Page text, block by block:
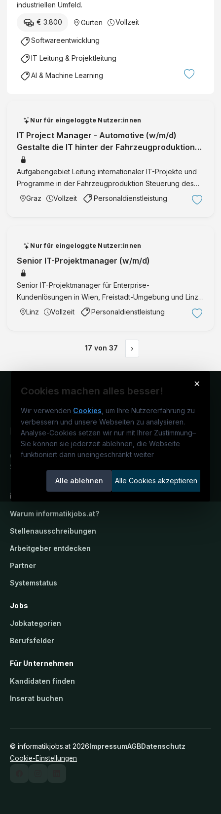
industriellen Umfeld.
€ 3.800 Gurten Vollzeit
Softwareentwicklung
IT Leitung & Projektleitung
AI & Machine Learning
Nur für eingeloggte Nutzer:innen
IT Project Manager - Automotive (w/m/d)
Gestalte die IT hinter der Fahrzeugproduktion
von morgen Graz IT Project & Produ
Aufgabengebiet Leitung internationaler IT-Projekte und
Programme in der Fahrzeugproduktion Steuerung des
gesamten Projektlebenszyklus von der Planung bis zur
Graz Vollzeit Personaldienstleistung
Nur für eingeloggte Nutzer:innen
Senior IT-Projektmanager (w/m/d)
Senior IT-Projektmanager für Enterprise-
Kundenlösungen in Wien, Freistadt-Umgebung und Linz-
Umgebung mit Verantwortung vom Kick-off bis nach dem
Linz Vollzeit Personaldienstleistung
17 von 37 ›
×
Cookies machen alles besser!
Wir verwenden Cookies , um Ihre Nutzererfahrung zu
verbessern und unsere Webseiten zu analysieren.
Analyse-Cookies setzen wir nur mit Ihrer Zustimmung–
Sie können sie jederzeit ablehnen, die Webseite
funktioniert dann uneingeschränkt weiter
Alle ablehnen Alle Cookies akzeptieren
Österreichs IT-Karriereportal.Ein
Service der candidatis GmbH.
informatikjobs.at
Warum informatikjobs.at?
Stellenausschreibungen
Arbeitgeber entdecken
Partner
Systemstatus
Jobs
Jobkategorien
Berufsfelder
Für Unternehmen
Kandidaten finden
Inserat buchen
© informatikjobs.at 2026ImpressumAGBDatenschutz
Cookie-Einstellungen